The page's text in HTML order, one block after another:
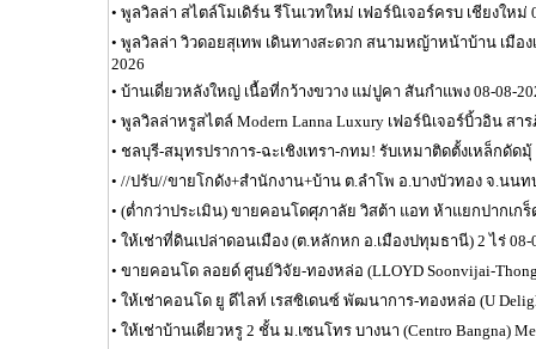
• พูลวิลล่า สไตล์โมเดิร์น รีโนเวทใหม่ เฟอร์นิเจอร์ครบ เชียงใหม่
• พูลวิลล่า วิวดอยสุเทพ เดินทางสะดวก สนามหญ้าหน้าบ้าน เมือง
2026
• บ้านเดี่ยวหลังใหญ่ เนื้อที่กว้างขวาง แม่ปูคา สันกำแพง 08-08-
• พูลวิลล่าหรูสไตล์ Modern Lanna Luxury เฟอร์นิเจอร์บิ้วอิน สาร
• ชลบุรี-สมุทรปราการ-ฉะเชิงเทรา-กทม! รับเหมาติดตั้งเหล็กดัดมุ้
• //ปรับ//ขายโกดัง+สำนักงาน+บ้าน ต.ลำโพ อ.บางบัวทอง จ.นนท
• (ต่ำกว่าประเมิน) ขายคอนโดศุภาลัย วิสต้า แอท ห้าแยกปากเกร็
• ให้เช่าที่ดินเปล่าดอนเมือง (ต.หลักหก อ.เมืองปทุมธานี) 2 ไร่ 08-
• ขายคอนโด ลอยด์ ศูนย์วิจัย-ทองหล่อ (LLOYD Soonvijai-
• ให้เช่าคอนโด ยู ดีไลท์ เรสซิเดนซ์ พัฒนาการ-ทองหล่อ (U
• ให้เช่าบ้านเดี่ยวหรู 2 ชั้น ม.เซนโทร บางนา (Centro Bangna)